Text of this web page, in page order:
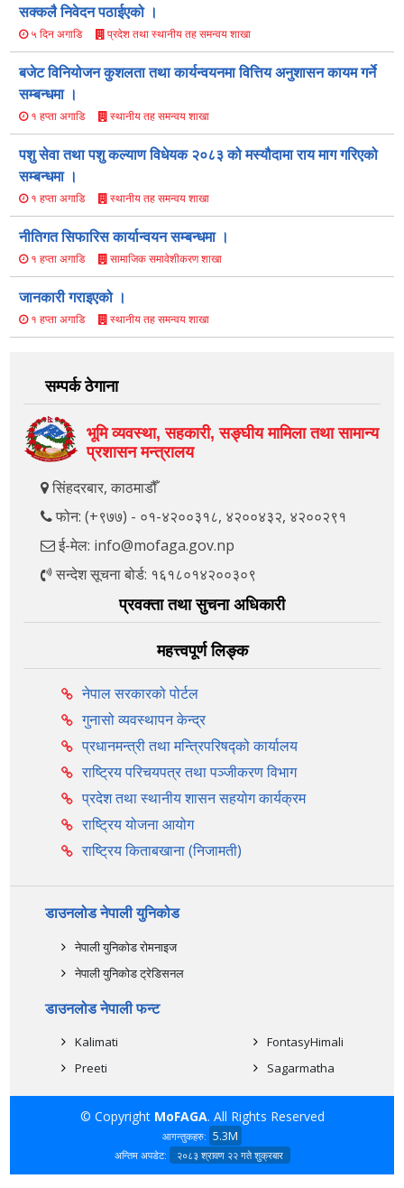
सक्कलै निवेदन पठाईएको ।
५ दिन अगाडि प्रदेश तथा स्थानीय तह समन्वय शाखा
बजेट विनियोजन कुशलता तथा कार्यन्वयनमा वित्तिय अनुशासन कायम गर्ने
सम्बन्धमा ।
१ हप्ता अगाडि स्थानीय तह समन्वय शाखा
पशु सेवा तथा पशु कल्याण विधेयक २०८३ को मस्यौ‍दामा राय माग गरिएको
सम्बन्धमा ।
१ हप्ता अगाडि स्थानीय तह समन्वय शाखा
नीतिगत सिफारिस कार्यान्वयन सम्बन्धमा ।
१ हप्ता अगाडि सामाजिक समावेशीकरण शाखा
जानकारी गराइएको ।
१ हप्ता अगाडि स्थानीय तह समन्वय शाखा
सम्पर्क ठेगाना
भूमि व्यवस्था, सहकारी, सङ्‍घीय मामिला तथा सामान्य
प्रशासन मन्त्रालय
सिंहदरबार, काठमाडौँ
फोन: (+९७७) - ०१-४२००३१८, ४२००४३२, ४२००२९१
ई-मेल: info@mofaga.gov.np
सन्देश सूचना बोर्ड: १६१८०१४२००३०९
प्रवक्ता तथा सुचना अधिकारी
महत्त्वपूर्ण लिङ्क
नेपाल सरकारको पोर्टल
गुनासो व्यवस्थापन केन्द्र
प्रधानमन्त्री तथा मन्त्रिपरिषद्को कार्यालय
राष्ट्रिय परिचयपत्र तथा पञ्‍जीकरण विभाग
प्रदेश तथा स्थानीय शासन सहयोग कार्यक्रम
राष्ट्रिय योजना आयोग
राष्ट्रिय किताबखाना (निजामती)
डाउनलोड नेपाली युनिकोड
नेपाली युनिकोड रोमनाइज
नेपाली युनिकोड ट्रेडिसनल
डाउनलोड नेपाली फन्ट
Kalimati
Preeti
FontasyHimali
Sagarmatha
© Copyright MoFAGA. All Rights Reserved
आगन्तुकहरु: 5.3M
अन्तिम अपडेट: २०८३ श्रावण २२ गते शुक्रबार